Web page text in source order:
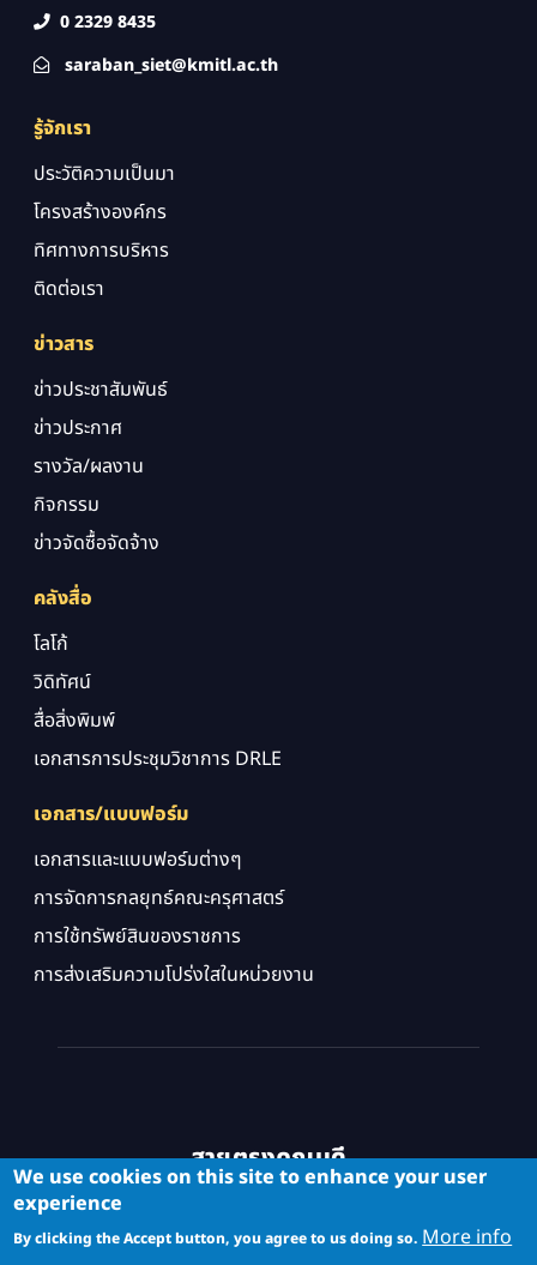
0 2329 8435
saraban_siet@kmitl.ac.th
รู้จักเรา
ประวัติความเป็นมา
โครงสร้างองค์กร
ทิศทางการบริหาร
ติดต่อเรา
ข่าวสาร
ข่าวประชาสัมพันธ์
ข่าวประกาศ
รางวัล/ผลงาน
กิจกรรม
ข่าวจัดซื้อจัดจ้าง
คลังสื่อ
โลโก้
วิดิทัศน์
สื่อสิ่งพิมพ์
เอกสารการประชุมวิชาการ DRLE
เอกสาร/แบบฟอร์ม
เอกสารและแบบฟอร์มต่างๆ
การจัดการกลยุทธ์คณะครุศาสตร์
การใช้ทรัพย์สินของราชการ
การส่งเสริมความโปร่งใสในหน่วยงาน
สายตรงคณบดี
We use cookies on this site to enhance your user
experience
By clicking the Accept button, you agree to us doing so. More info